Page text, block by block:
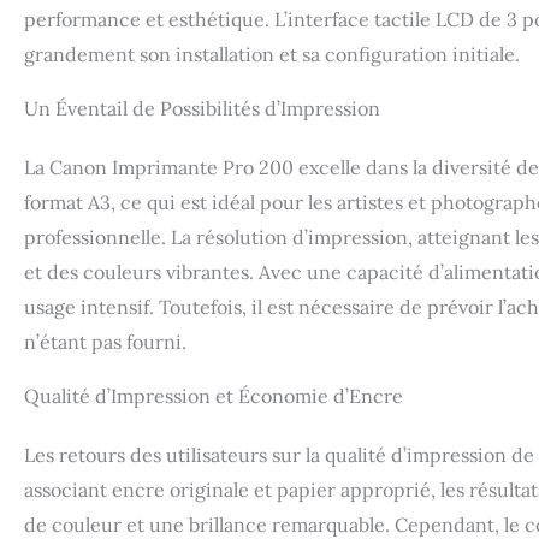
réalignement
d'impression sur
facilement de la
de la retouche à
impressions aux
également sur
rapidement,
correction de
en page
Polyvalente et
supports pour
performance et esthétique. L’interface tactile LCD de
grandement son installation et sa configuration initiale.
Un Éventail de Possibilités d’Impression
La Canon Imprimante Pro 200 excelle dans la diversité
format A3, ce qui est idéal pour les artistes et
professionnelle. La résolution d’impression, atteignant
et des couleurs vibrantes. Avec une capacité
usage intensif. Toutefois, il est nécessaire de prévoir
n’étant pas fourni.
Qualité d’Impression et Économie d’Encre
Les retours des utilisateurs sur la qualité d’impression
associant encre originale et papier approprié, les
de couleur et une brillance remarquable. Cependant, le